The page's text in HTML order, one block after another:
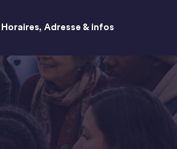
Horaires, Adresse & infos